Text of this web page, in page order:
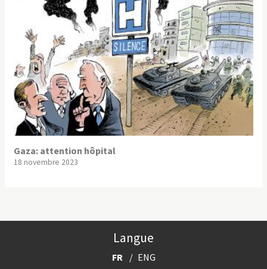
Gaza: attention hôpital
18 novembre 2023
Langue
FR ENG